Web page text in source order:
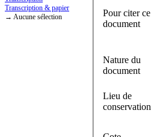
Transcription & papier
→ Aucune sélection
Pour citer ce
document
Nature du
document
Lieu de
conservation